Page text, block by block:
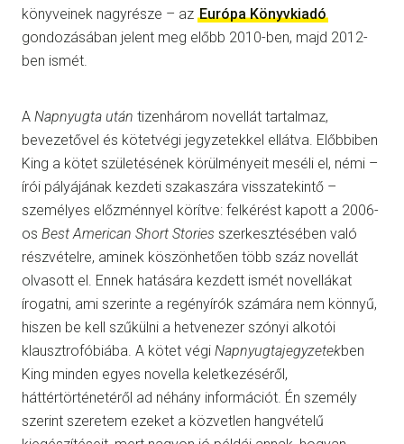
könyveinek nagyrésze – az Európa Könyvkiadó
gondozásában jelent meg előbb 2010-ben, majd 2012-
ben ismét.
A Napnyugta után tizenhárom novellát tartalmaz,
bevezetővel és kötetvégi jegyzetekkel ellátva. Előbbiben
King a kötet születésének körülményeit meséli el, némi –
írói pályájának kezdeti szakaszára visszatekintő –
személyes előzménnyel körítve: felkérést kapott a 2006-
os Best American Short Stories szerkesztésében való
részvételre, aminek köszönhetően több száz novellát
olvasott el. Ennek hatására kezdett ismét novellákat
írogatni, ami szerinte a regényírók számára nem könnyű,
hiszen be kell szűkülni a hetvenezer szónyi alkotói
klausztrofóbiába. A kötet végi Napnyugtajegyzetekben
King minden egyes novella keletkezéséről,
háttértörténetéről ad néhány információt. Én személy
szerint szeretem ezeket a közvetlen hangvételű